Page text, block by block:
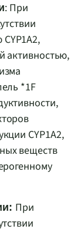
: При
CYP1A2,
активностью,
*1F
CYP1A2,
веществ
При